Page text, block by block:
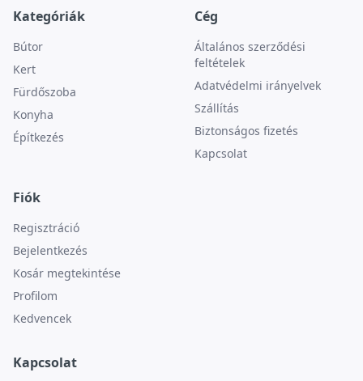
Kategóriák
Bútor
Kert
Fürdőszoba
Konyha
Építkezés
Cég
Általános szerződési
feltételek
Adatvédelmi irányelvek
Szállítás
Biztonságos fizetés
Kapcsolat
Fiók
Regisztráció
Bejelentkezés
Kosár megtekintése
Profilom
Kedvencek
Kapcsolat